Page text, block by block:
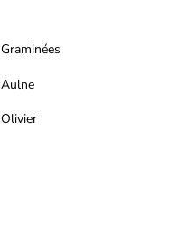
Graminées
Aulne
Olivier